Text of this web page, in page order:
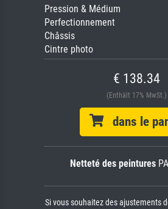
Pression & Médium
Perfectionnement
Châssis
Cintre photo
€ 138.34
(Enthält 17% MwSt.)
dans le
Netteté des peintures
Si vous souhaitez des ajustements